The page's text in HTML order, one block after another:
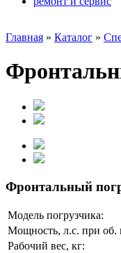
Главная » Каталог »
Фронтальный
Модель погрузчика:
Мощность, л.с. при об.
Рабочий вес, кг: